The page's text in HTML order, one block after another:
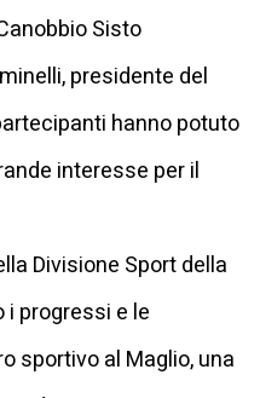
Sisto
presidente del
hanno potuto
interesse per il
Divisione Sport della
i progressi e le
sportivo al Maglio, una